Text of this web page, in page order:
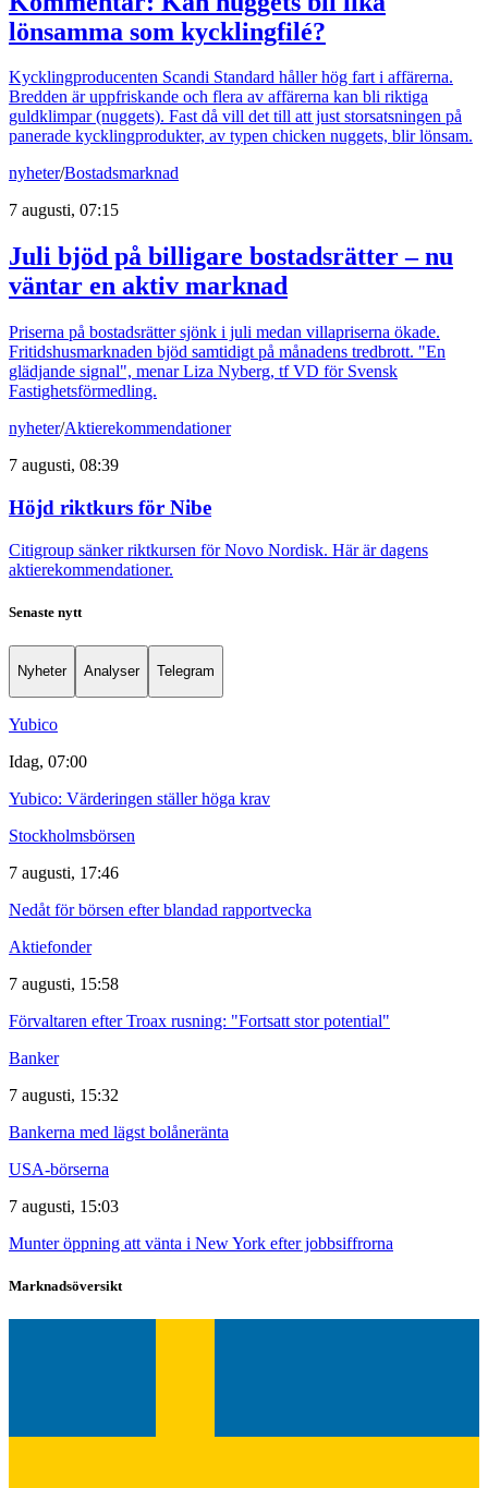
lönsamma som kycklingfilé?
Kycklingproducenten Scandi Standard håller hög fart i affärerna.
Bredden är uppfriskande och flera av affärerna kan bli riktiga
guldklimpar (nuggets). Fast då vill det till att just storsatsningen på
panerade kycklingprodukter, av typen chicken nuggets, blir lönsam.
nyheter/Bostadsmarknad
7 augusti, 07:15
Juli bjöd på billigare bostadsrätter – nu
väntar en aktiv marknad
Priserna på bostadsrätter sjönk i juli medan villapriserna ökade.
Fritidshusmarknaden bjöd samtidigt på månadens tredbrott. "En
glädjande signal", menar Liza Nyberg, tf VD för Svensk
Fastighetsförmedling.
nyheter/Aktierekommendationer
7 augusti, 08:39
Höjd riktkurs för Nibe
Citigroup sänker riktkursen för Novo Nordisk. Här är dagens
aktierekommendationer.
Senaste nytt
Nyheter Analyser Telegram
Yubico
Idag, 07:00
Yubico: Värderingen ställer höga krav
Stockholmsbörsen
7 augusti, 17:46
Nedåt för börsen efter blandad rapportvecka
Aktiefonder
7 augusti, 15:58
Förvaltaren efter Troax rusning: "Fortsatt stor potential"
Banker
7 augusti, 15:32
Bankerna med lägst bolåneränta
USA-börserna
7 augusti, 15:03
Munter öppning att vänta i New York efter jobbsiffrorna
Marknadsöversikt